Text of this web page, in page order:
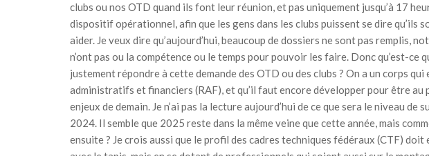
clubs ou nos OTD quand ils font leur réunion, et pas uniquement jusqu’à 17
dispositif opérationnel, afin que les gens dans les clubs puissent se dire qu’ils
aider. Je veux dire qu’aujourd’hui, beaucoup de dossiers ne sont pas remplis,
n’ont pas ou la compétence ou le temps pour pouvoir les faire. Donc qu’est-ce
justement répondre à cette demande des OTD ou des clubs ? On a un corps
administratifs et financiers (RAF), et qu’il faut encore développer pour être au
enjeux de demain. Je n’ai pas la lecture aujourd’hui de ce que sera le niveau
2024. Il semble que 2025 reste dans la même veine que cette année, mais
ensuite ? Je crois aussi que le profil des cadres techniques fédéraux (CTF)